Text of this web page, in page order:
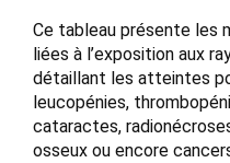
Ce tableau présente les
liées à l’exposition aux
détaillant les atteintes
leucopénies,
cataractes,
osseux ou encore